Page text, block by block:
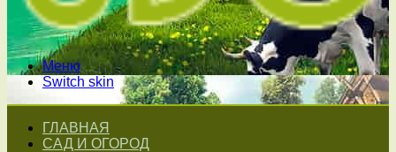
Меню
Switch skin
ГЛАВНАЯ
САД И ОГОРОД